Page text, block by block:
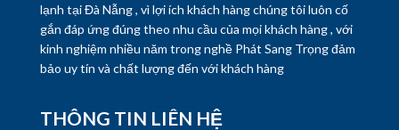
lạnh tại Đà Nẫng , vì lợi ích khách hàng chúng tôi luôn cố
gắn đáp ứng đúng theo nhu cầu của mọi khách hàng , với
kinh nghiệm nhiều năm trong nghề Phát Sang Trọng đảm
bảo uy tín và chất lượng đến với khách hàng
THÔNG TIN LIÊN HỆ